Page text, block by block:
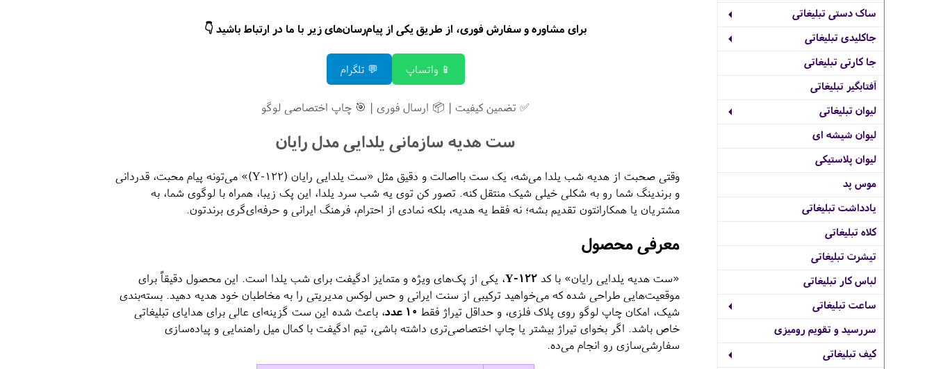
ساک دستی تبلیغاتی
جاکلیدی تبلیغاتی
جا کارتی تبلیغاتی
آفتابگیر تبلیغاتی
لیوان تبلیغاتی
لیوان شیشه ای
لیوان پلاستیکی
موس پد
یادداشت تبلیغاتی
کلاه تبلیغاتی
تیشرت تبلیغاتی
لباس کار تبلیغاتی
ساعت تبلیغاتی
سررسید و تقویم رومیزی
کیف تبلیغاتی
برای مشاوره و سفارش فوری، از طریق یکی از پیام‌رسان‌های زیر با ما در ارتباط باشید 👇
📱 واتساپ 💬 تلگرام
✅ تضمین کیفیت | 📦 ارسال فوری | 🎯 چاپ اختصاصی لوگو
ست هدیه سازمانی یلدایی مدل رایان
وقتی صحبت از هدیه شب یلدا می‌شه، یک ست بااصالت و دقیق مثل «ست یلدایی رایان (Y-122)» می‌تونه پیام محبت، قدردانی
و برندینگ شما رو به شکلی خیلی شیک منتقل کنه. تصور کن توی یه شب سرد یلدا، این پک زیبا، همراه با لوگوی شما، به
مشتریان یا همکارانتون تقدیم بشه؛ نه فقط یه هدیه، بلکه نمادی از احترام، فرهنگ ایرانی و حرفه‌ای‌گری برندتون.
معرفی محصول
«ست هدیه یلدایی رایان» با کد Y-122، یکی از پک‌های ویژه و متمایز ادگیفت برای شب یلدا است. این محصول دقیقاً برای
موقعیت‌هایی طراحی شده که می‌خواهید ترکیبی از سنت ایرانی و حس لوکس مدیریتی را به مخاطبان خود هدیه دهید. بسته‌بندی
شیک، امکان چاپ لوگو روی پلاک فلزی، و حداقل تیراژ فقط ۱۰ عدد
، باعث شده این ست گزینه‌ای عالی برای هدایای تبلیغاتی
خاص باشد. اگر بخوای تیراژ بیشتر یا چاپ اختصاصی‌تری داشته باشی، تیم ادگیفت با کمال میل راهنمایی و پیاده‌سازی
سفارشی‌سازی رو انجام می‌ده.